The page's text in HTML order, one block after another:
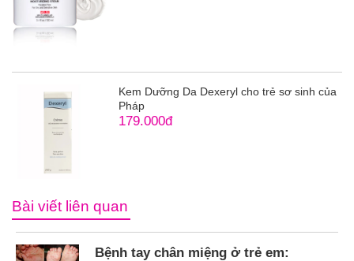
Kem Dưỡng Da Dexeryl cho trẻ sơ sinh của
Pháp
179.000đ
Bài viết liên quan
Bệnh tay chân miệng ở trẻ em: